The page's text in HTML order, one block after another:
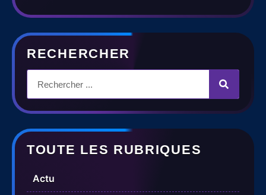
RECHERCHER
TOUTE LES RUBRIQUES
Actu